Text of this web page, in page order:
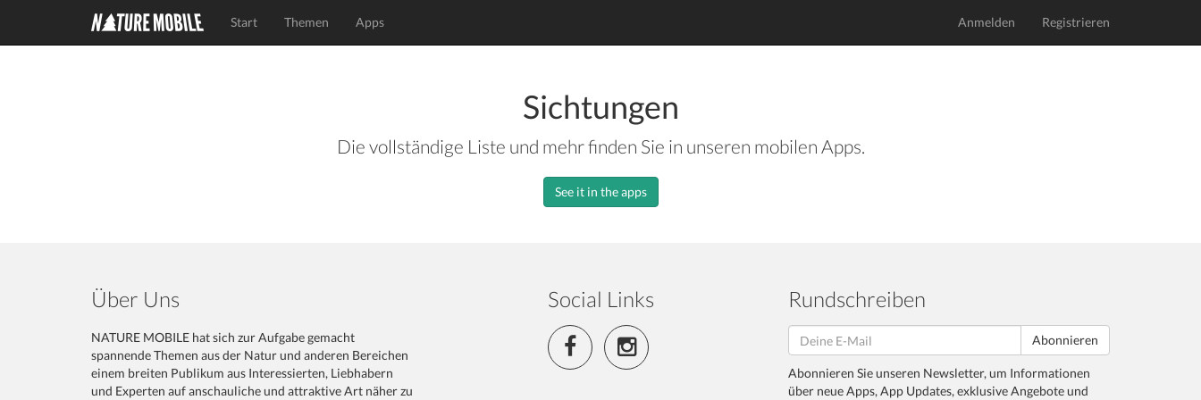
Start Themen Apps Anmelden Registrieren
Sichtungen
Die vollständige Liste und mehr finden Sie in unseren mobilen Apps.
See it in the apps
Über Uns
NATURE MOBILE hat sich zur Aufgabe gemacht
spannende Themen aus der Natur und anderen Bereichen
einem breiten Publikum aus Interessierten, Liebhabern
und Experten auf anschauliche und attraktive Art näher zu
Social Links Rundschreiben
Abonnieren
Abonnieren Sie unseren Newsletter, um Informationen
über neue Apps, App Updates, exklusive Angebote und